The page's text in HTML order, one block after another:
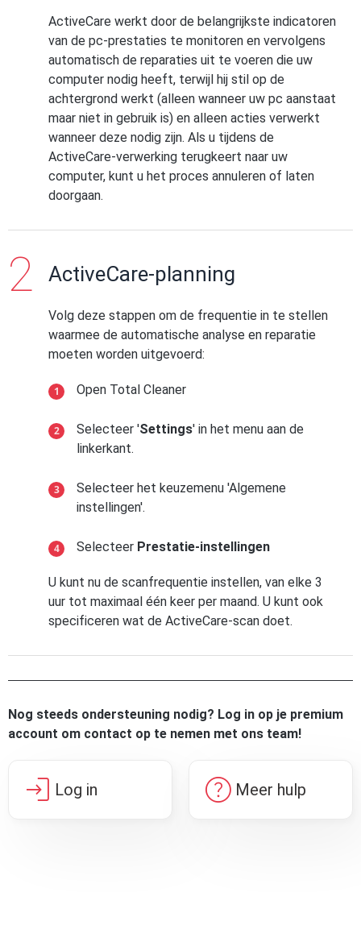
ActiveCare werkt door de belangrijkste indicatoren
van de pc-prestaties te monitoren en vervolgens
automatisch de reparaties uit te voeren die uw
computer nodig heeft, terwijl hij stil op de
achtergrond werkt (alleen wanneer uw pc aanstaat
maar niet in gebruik is) en alleen acties verwerkt
wanneer deze nodig zijn. Als u tijdens de
ActiveCare-verwerking terugkeert naar uw
computer, kunt u het proces annuleren of laten
doorgaan.
ActiveCare-planning
Volg deze stappen om de frequentie in te stellen
waarmee de automatische analyse en reparatie
moeten worden uitgevoerd:
Open Total Cleaner
Selecteer 'Settings' in het menu aan de
linkerkant.
Selecteer het keuzemenu 'Algemene
instellingen'.
Selecteer Prestatie-instellingen
U kunt nu de scanfrequentie instellen, van elke 3
uur tot maximaal één keer per maand. U kunt ook
specificeren wat de ActiveCare-scan doet.
Nog steeds ondersteuning nodig? Log in op je premium
account om contact op te nemen met ons team!
login Log in help Meer hulp